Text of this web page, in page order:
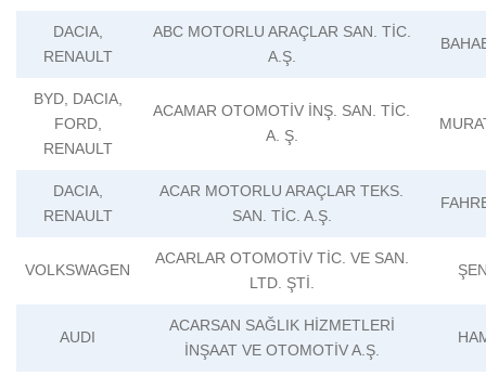
DACIA,
RENAULT
ABC MOTORLU ARAÇLAR SAN. TİC.
A.Ş.
BYD, DACIA,
FORD,
RENAULT
ACAMAR OTOMOTİV İNŞ. SAN. TİC.
A. Ş.
DACIA,
RENAULT
ACAR MOTORLU ARAÇLAR TEKS.
SAN. TİC. A.Ş.
VOLKSWAGEN
ACARLAR OTOMOTİV TİC. VE SAN.
LTD. ŞTİ.
AUDI
ACARSAN SAĞLIK HİZMETLERİ
İNŞAAT VE OTOMOTİV A.Ş.